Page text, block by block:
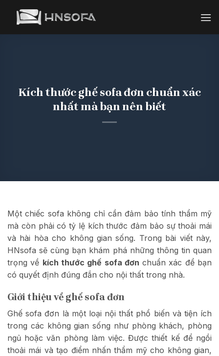
Kích thước ghế sofa đơn chuẩn xác
nhất mà bạn nên biết
Một chiếc sofa không chỉ cần đảm bảo tính thẩm mỹ
mà còn phải có tỷ lệ kích thước đảm bảo sự thoải mái
và hài hòa cho không gian sống. Trong bài viết này,
HNsofa sẽ cùng bạn khám phá những thông tin quan
trọng về kích thước ghế sofa đơn chuẩn xác để bạn
có quyết định đúng đắn cho nội thất trong nhà.
Giới thiệu về ghế sofa đơn
Ghế sofa đơn là một loại nội thất phổ biến và tiện ích
trong các không gian sống như phòng khách, phòng
ngủ hoặc văn phòng làm việc. Được thiết kế để ngồi
thoải mái và tạo điểm nhấn thẩm mỹ cho không gian,